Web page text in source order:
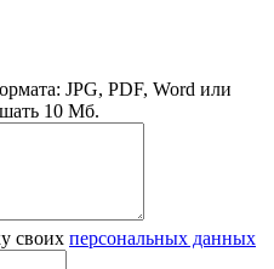
JPG, PDF, Word или
10 Мб.
своих персональных данных